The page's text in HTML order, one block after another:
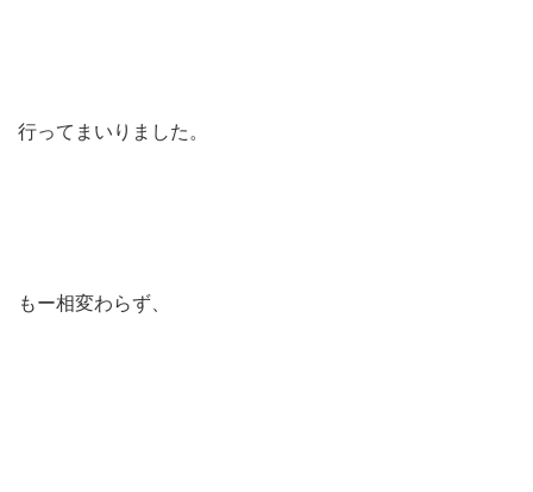
行ってまいりました。
もー相変わらず、